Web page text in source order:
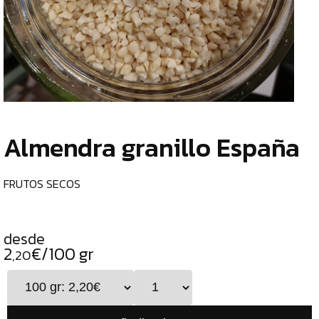
TIENDA
CHOCOLATES
ESPECIALES
ESPECIAS
CAFÉS
GENERAL
INFUSIONES
LEGUMBRES
SEMILLAS
Almendra granillo España
FRUTOS SECOS
desde
2,20€/100 gr